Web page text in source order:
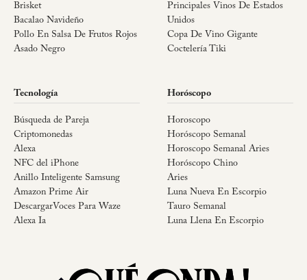
Brisket
Bacalao Navideño
Pollo En Salsa De Frutos Rojos
Asado Negro
Principales Vinos De Estados
Unidos
Copa De Vino Gigante
Coctelería Tiki
Tecnología
Búsqueda de Pareja
Criptomonedas
Alexa
NFC del iPhone
Anillo Inteligente Samsung
Amazon Prime Air
DescargarVoces Para Waze
Alexa Ia
Horóscopo
Horoscopo
Horóscopo Semanal
Horoscopo Semanal Aries
Horóscopo Chino
Aries
Luna Nueva En Escorpio
Tauro Semanal
Luna Llena En Escorpio